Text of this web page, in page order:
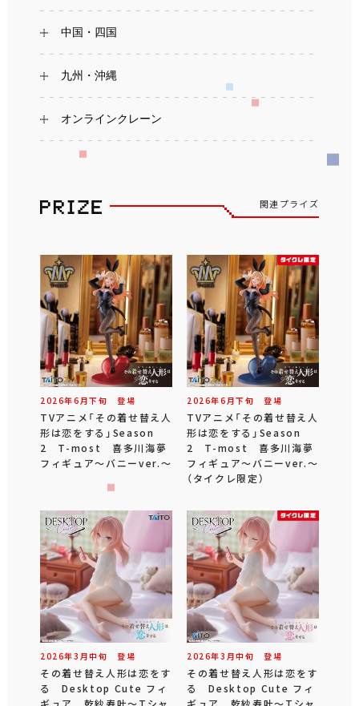
中国・四国
九州・沖縄
オンラインクレーン
関連プライズ
2026年6 月下旬 登場
TVアニメ「その着せ替え人
形は恋をする」Season
2 T-most 喜多川海夢
フィギュア～バニーver.～
2026年6 月下旬 登場
TVアニメ「その着せ替え人
形は恋をする」Season
2 T-most 喜多川海夢
フィギュア～バニーver.～
（タイクレ限定）
2026年3 月中旬 登場
その着せ替え人形は恋をす
る Desktop Cute フィ
2026年3 月中旬 登場
その着せ替え人形は恋をす
る Desktop Cute フィ